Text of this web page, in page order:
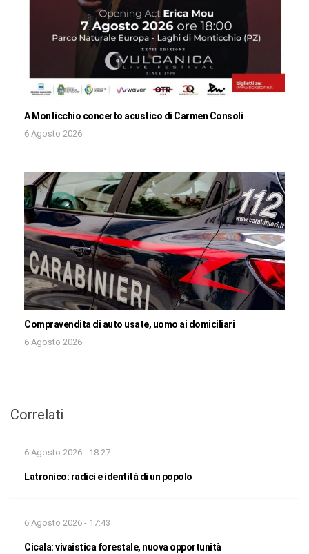
A Monticchio concerto acustico di Carmen Consoli
6 Agosto 2026
Compravendita di auto usate, uomo ai domiciliari
6 Agosto 2026
Correlati
6 Agosto 2026 - 18:27
Latronico: radici e identità di un popolo
6 Agosto 2026 - 17:43
Cicala: vivaistica forestale, nuova opportunità